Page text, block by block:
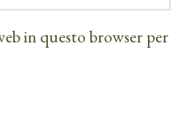
in questo browser per